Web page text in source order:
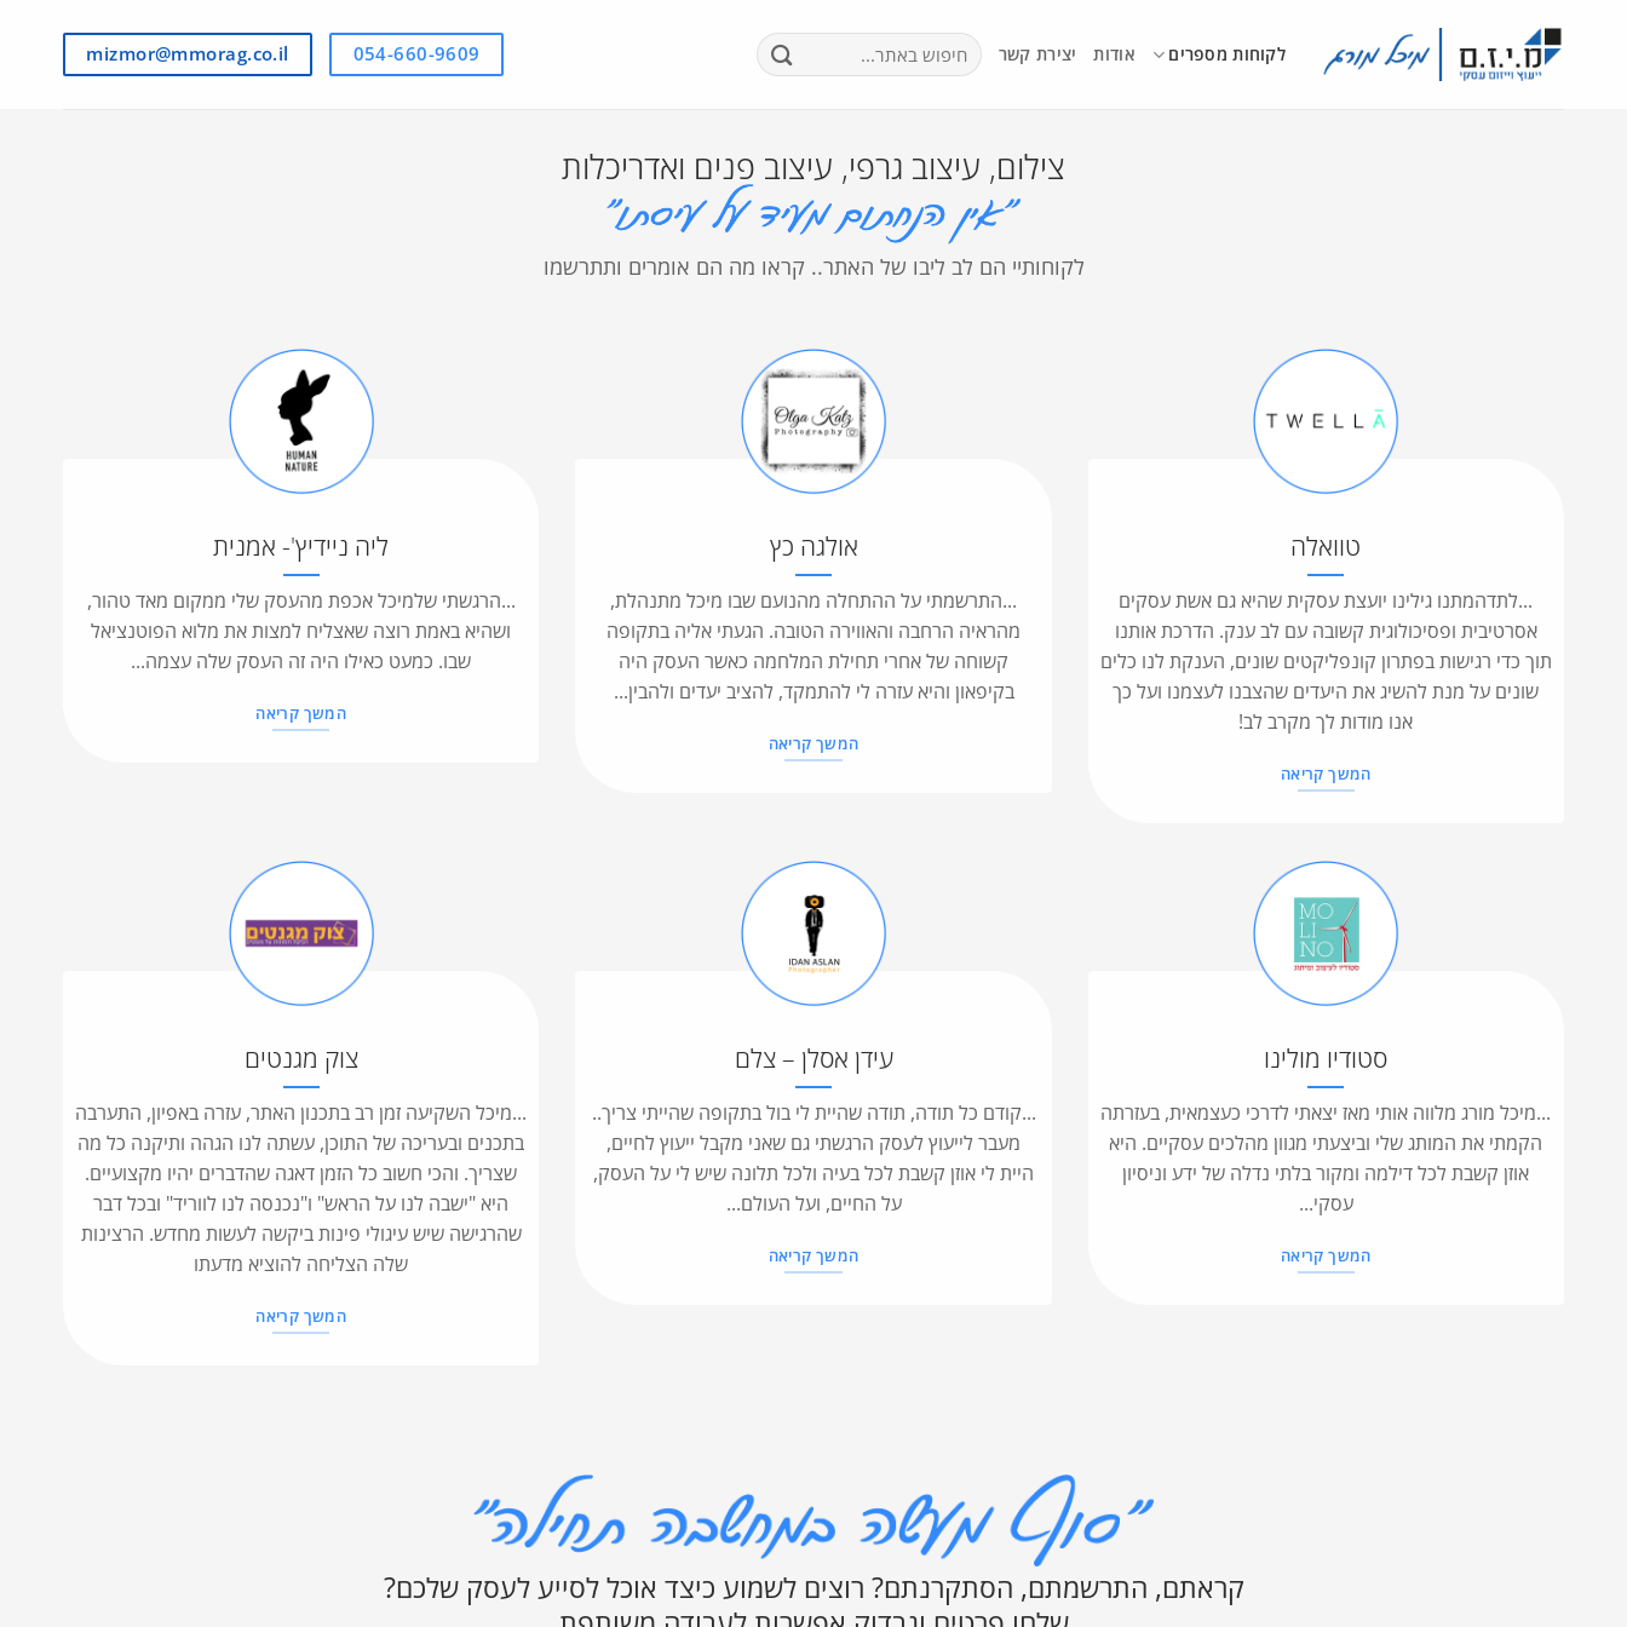
לקוחות מספרים אודות יצירת קשר 054-660-9609
mizmor@mmorag.co.il
צילום, עיצוב גרפי, עיצוב פנים ואדריכלות
לקוחותיי הם לב ליבו של האתר.. קראו מה הם אומרים ותתרשמו
טוואלה
...לתדהמתנו גילינו יועצת עסקית שהיא גם אשת עסקים
אסרטיבית ופסיכולוגית קשובה עם לב ענק. הדרכת אותנו
תוך כדי רגישות בפתרון קונפליקטים שונים, הענקת לנו כלים
שונים על מנת להשיג את היעדים שהצבנו לעצמנו ועל כך
אנו מודות לך מקרב לב!
המשך קריאה
אולגה כץ
...התרשמתי על ההתחלה מהנועם שבו מיכל מתנהלת,
מהראיה הרחבה והאווירה הטובה. הגעתי אליה בתקופה
קשוחה של אחרי תחילת המלחמה כאשר העסק היה
בקיפאון והיא עזרה לי להתמקד, להציב יעדים ולהבין...
המשך קריאה
ליה ניידיץ'- אמנית
...הרגשתי שלמיכל אכפת מהעסק שלי ממקום מאד טהור,
ושהיא באמת רוצה שאצליח למצות את מלוא הפוטנציאל
שבו. כמעט כאילו היה זה העסק שלה עצמה...
המשך קריאה
סטודיו מולינו
...מיכל מורג מלווה אותי מאז יצאתי לדרכי כעצמאית, בעזרתה
הקמתי את המותג שלי וביצעתי מגוון מהלכים עסקיים. היא
אוזן קשבת לכל דילמה ומקור בלתי נדלה של ידע וניסיון
עסקי...
המשך קריאה
עידן אסלן – צלם
...קודם כל תודה, תודה שהיית לי בול בתקופה שהייתי צריך..
מעבר לייעוץ לעסק הרגשתי גם שאני מקבל ייעוץ לחיים,
היית לי אוזן קשבת לכל בעיה ולכל תלונה שיש לי על העסק,
על החיים, ועל העולם...
המשך קריאה
צוק מגנטים
...מיכל השקיעה זמן רב בתכנון האתר, עזרה באפיון, התערבה
בתכנים ובעריכה של התוכן, עשתה לנו הגהה ותיקנה כל מה
שצריך. והכי חשוב כל הזמן דאגה שהדברים יהיו מקצועיים.
היא "ישבה לנו על הראש" ו"נכנסה לנו לווריד" ובכל דבר
שהרגישה שיש עיגולי פינות ביקשה לעשות מחדש. הרצינות
שלה הצליחה להוציא מדעתו
המשך קריאה
קראתם, התרשמתם, הסתקרנתם? רוצים לשמוע כיצד אוכל לסייע לעסק שלכם?